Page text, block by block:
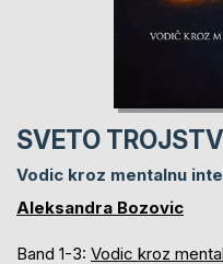
SVETO
Vodic kroz mentalnu
Aleksandra Bozovic
Band 1-3: Vodic kroz